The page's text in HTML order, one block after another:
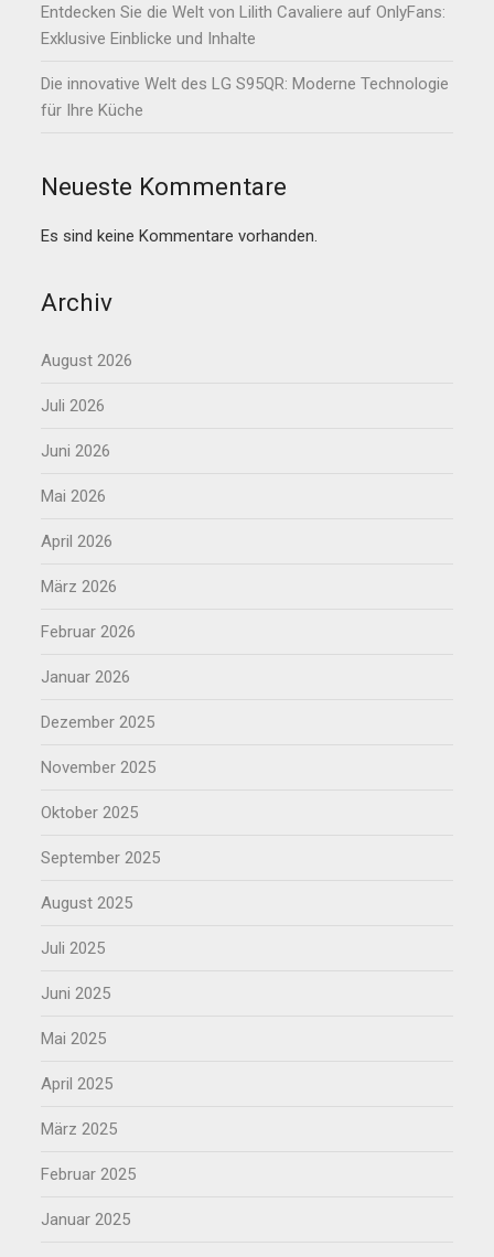
Entdecken Sie die Welt von Lilith Cavaliere auf OnlyFans:
Exklusive Einblicke und Inhalte
Die innovative Welt des LG S95QR: Moderne Technologie
für Ihre Küche
Neueste Kommentare
Es sind keine Kommentare vorhanden.
Archiv
August 2026
Juli 2026
Juni 2026
Mai 2026
April 2026
März 2026
Februar 2026
Januar 2026
Dezember 2025
November 2025
Oktober 2025
September 2025
August 2025
Juli 2025
Juni 2025
Mai 2025
April 2025
März 2025
Februar 2025
Januar 2025